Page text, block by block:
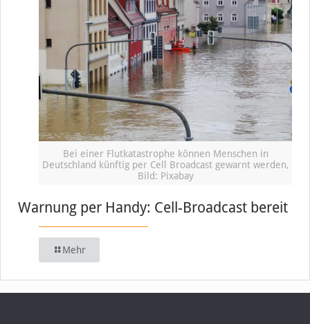
Bei einer Flutkatastrophe können Menschen in
Deutschland künftig per Cell Broadcast gewarnt werden,
Bild: Pixabay
Warnung per Handy: Cell-Broadcast bereit
Mehr